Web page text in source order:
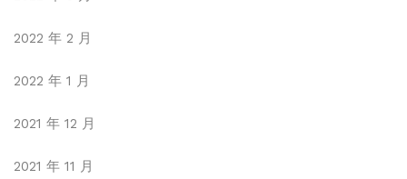
2022 年 2 月
2022 年 1 月
2021 年 12 月
2021 年 11 月